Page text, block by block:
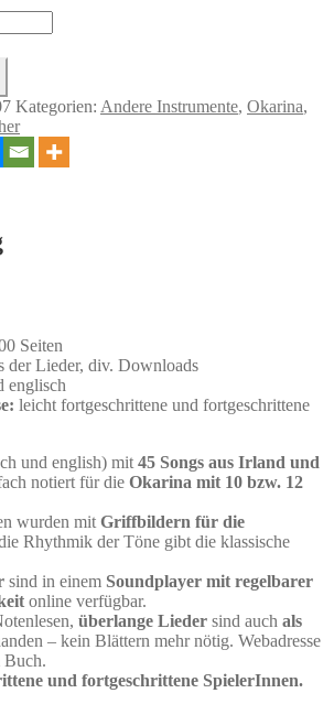
Kategorien: Andere Instrumente, Okarina,
Seiten
der Lieder, div. Downloads
englisch
leicht fortgeschrittene und fortgeschrittene
und english) mit 45 Songs aus Irland und
notiert für die Okarina mit 10 bzw. 12
wurden mit Griffbildern für die
Rhythmik der Töne gibt die klassische
sind in einem Soundplayer mit regelbarer
online verfügbar.
überlange Lieder sind auch als
– kein Blättern mehr nötig. Webadresse
Buch.
und fortgeschrittene SpielerInnen.